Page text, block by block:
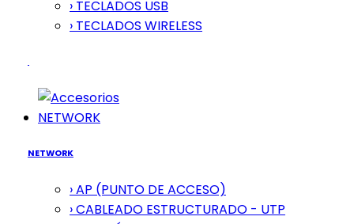
› TECLADOS USB
› TECLADOS WIRELESS
NETWORK
NETWORK
› AP (PUNTO DE ACCESO)
› CABLEADO ESTRUCTURADO - UTP